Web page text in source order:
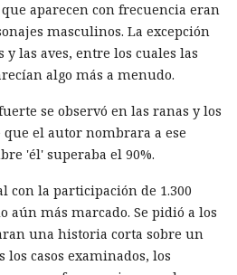
aparecen con frecuencia eran
masculinos. La excepción
y las aves, entre los cuales las
algo más a menudo.
se observó en las ranas y los
el autor nombrara a ese
'él' superaba el 90%.
con la participación de 1.300
aún más marcado. Se pidió a los
una historia corta sobre un
casos examinados, los